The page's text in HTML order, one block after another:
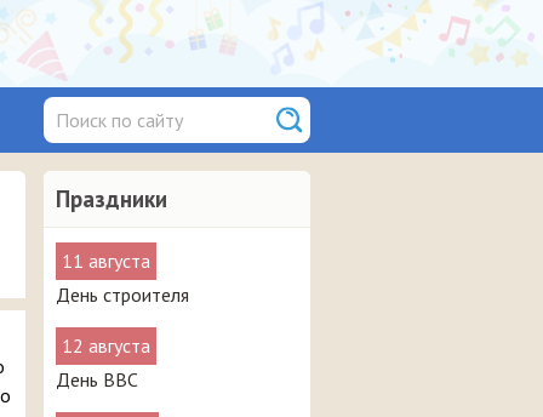
Праздники
11 августа
День строителя
12 августа
День ВВС